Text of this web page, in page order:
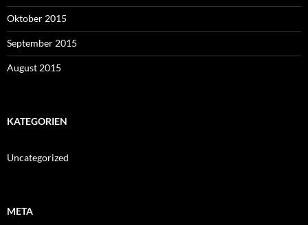
Oktober 2015
September 2015
August 2015
KATEGORIEN
Uncategorized
META